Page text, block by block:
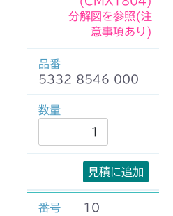
分解図を参照(注
意事項あり)
5332 8546 000
見積に追加
10